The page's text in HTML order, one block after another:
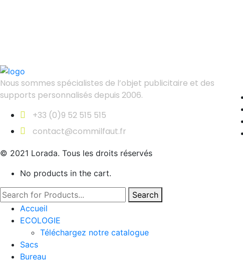
Nous sommes spécialistes de l’objet publicitaire et des
supports personnalisés depuis 2006.
+33 (0)9 52 515 515
contact@commilfaut.fr
© 2021 Lorada. Tous les droits réservés
No products in the cart.
Search
Accueil
ECOLOGIE
Téléchargez notre catalogue
Sacs
Bureau